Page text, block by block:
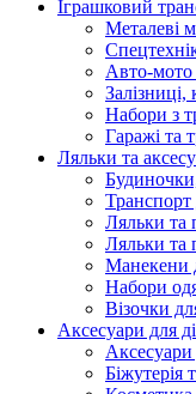
Іграшковий
Металеві
Авто-мото
Залізниці,
Набори з
Гаражі та
Ляльки та
Транспорт
Ляльки та
Ляльки та
Манекени
Набори
Візочки
Аксесуари для
Аксесуари
Біжутерія